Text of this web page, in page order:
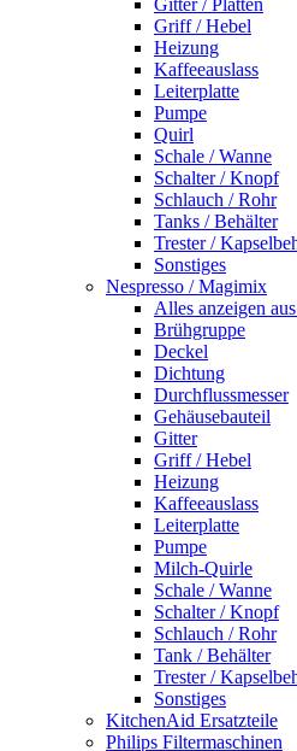
Gitter / Platten
Griff / Hebel
Heizung
Kaffeeauslass
Leiterplatte
Pumpe
Quirl
Schale / Wanne
Schalter / Knopf
Schlauch / Rohr
Tanks / Behälter
Trester /
Sonstiges
Nespresso / Magimix
Alles anzeigen
Brühgruppe
Deckel
Dichtung
Durchflussmesser
Gehäusebauteil
Gitter
Griff / Hebel
Heizung
Kaffeeauslass
Leiterplatte
Pumpe
Milch-Quirle
Schale / Wanne
Schalter / Knopf
Schlauch / Rohr
Tank / Behälter
Trester /
Sonstiges
KitchenAid Ersatzteile
Philips Filtermaschinen